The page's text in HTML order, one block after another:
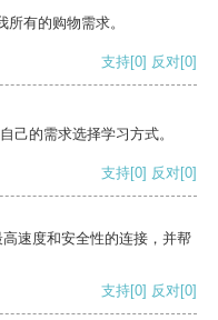
有的购物需求。
支持[0] 反对[0]
己的需求选择学习方式。
支持[0] 反对[0]
速度和安全性的连接，并帮
支持[0] 反对[0]